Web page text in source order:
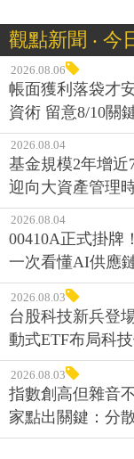
觀點新聞 ‧ 今
2026.08.06
帳面獲利落袋才
資術 留意8/10關
2026.08.04
基金規模2年增
迎向大資產管理
2026.08.04
00410A正式掛牌
一次看懂AI供應
2026.08.03
台股科技新兵登
動式ETF布局科
2026.08.03
指數創高但雜音
家點出關鍵：分